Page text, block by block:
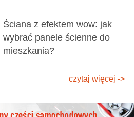
Ściana z efektem wow: jak
wybrać panele ścienne do
mieszkania?
czytaj więcej ->